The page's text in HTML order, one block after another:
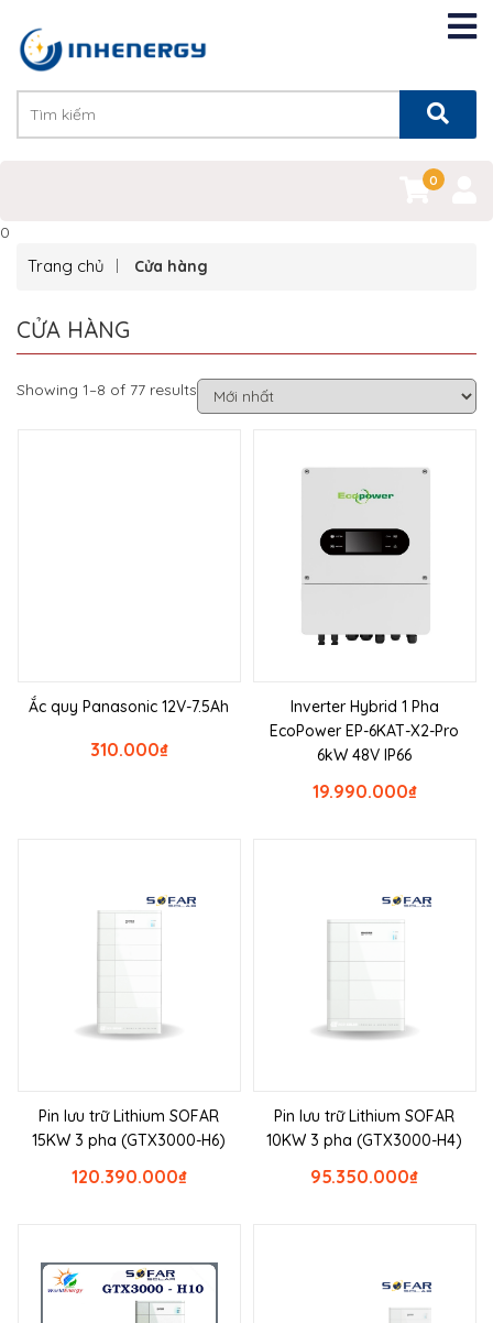
0
0
Trang chủ Cửa hàng
CỬA HÀNG
Showing 1–8 of 77 results
Ắc quy Panasonic 12V-7.5Ah
₫
310.000
Inverter Hybrid 1 Pha
EcoPower EP-6KAT-X2-Pro
6kW 48V IP66
₫
19.990.000
Pin lưu trữ Lithium SOFAR
15KW 3 pha (GTX3000-H6)
₫
120.390.000
Pin lưu trữ Lithium SOFAR
10KW 3 pha (GTX3000-H4)
₫
95.350.000